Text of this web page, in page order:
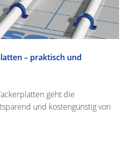
– praktisch und
geht die
und kostengünstig von